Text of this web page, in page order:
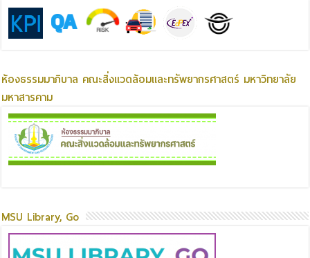
ห้องธรรมมาภิบาล คณะสิ่งแวดล้อมและทรัพยากรศาสตร์ มหาวิทยาลัย
มหาสารคาม
MSU Library, Go